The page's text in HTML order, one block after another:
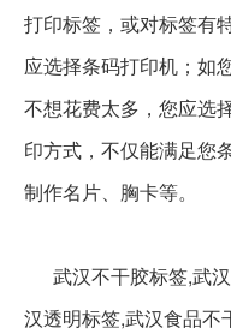
打印标签，或对标签有
应选择条码打印机；如
不想花费太多，您应选
印方式，不仅能满足您
制作名片、胸卡等。
武汉不干胶标签,武汉
汉透明标签,武汉食品不